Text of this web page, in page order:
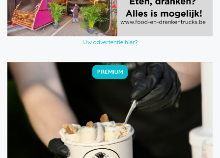
Uw advertentie hier?
PREMIUM